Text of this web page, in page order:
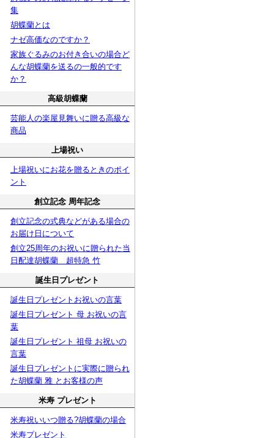
集
胡蝶蘭とは
ナゼ高価なのですか？
家族ぐるみのお付き合いの場合ど
んな胡蝶蘭を送るの一般的です
か？
高級胡蝶蘭
芸能人の楽屋見舞いに贈る高級な
商品
上場祝い
上場祝いにお花を贈るときのポイ
ント
創立記念 周年記念
創立記念の式典などがある場合の
お届け日について
創立25周年のお祝いに贈られた当
日配達胡蝶蘭 超特急 竹
誕生日プレゼント
誕生日プレゼントお祝いの言葉
誕生日プレゼント 母 お祝いの言
葉
誕生日プレゼント 祖母 お祝いの
言葉
誕生日プレゼントに実際に贈られ
た胡蝶蘭 雅 とお客様の声
米寿 プレゼント
米寿祝いいつ贈る?胡蝶蘭の場合
米寿プレゼント